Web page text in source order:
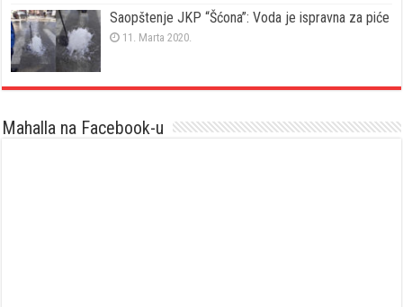
Saopštenje JKP “Šćona”: Voda je ispravna za piće
11. Marta 2020.
Mahalla na Facebook-u